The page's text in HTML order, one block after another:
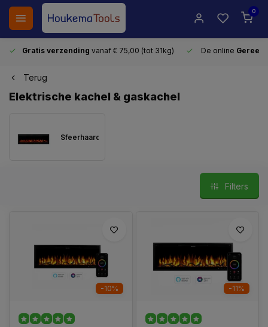
0
Gratis verzending vanaf € 75,00 (tot 31kg) De online
Terug
Elektrische kachel & gaskachel
Sfeerhaard
Filters
-10% -11%